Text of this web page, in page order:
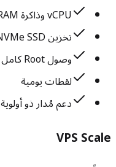
vCPU وذاكرة RAM أكبر
تخزين NVMe SSD
وصول Root كامل
لقطات يومية
دعم مُدار ذو أولوية
VPS Scale